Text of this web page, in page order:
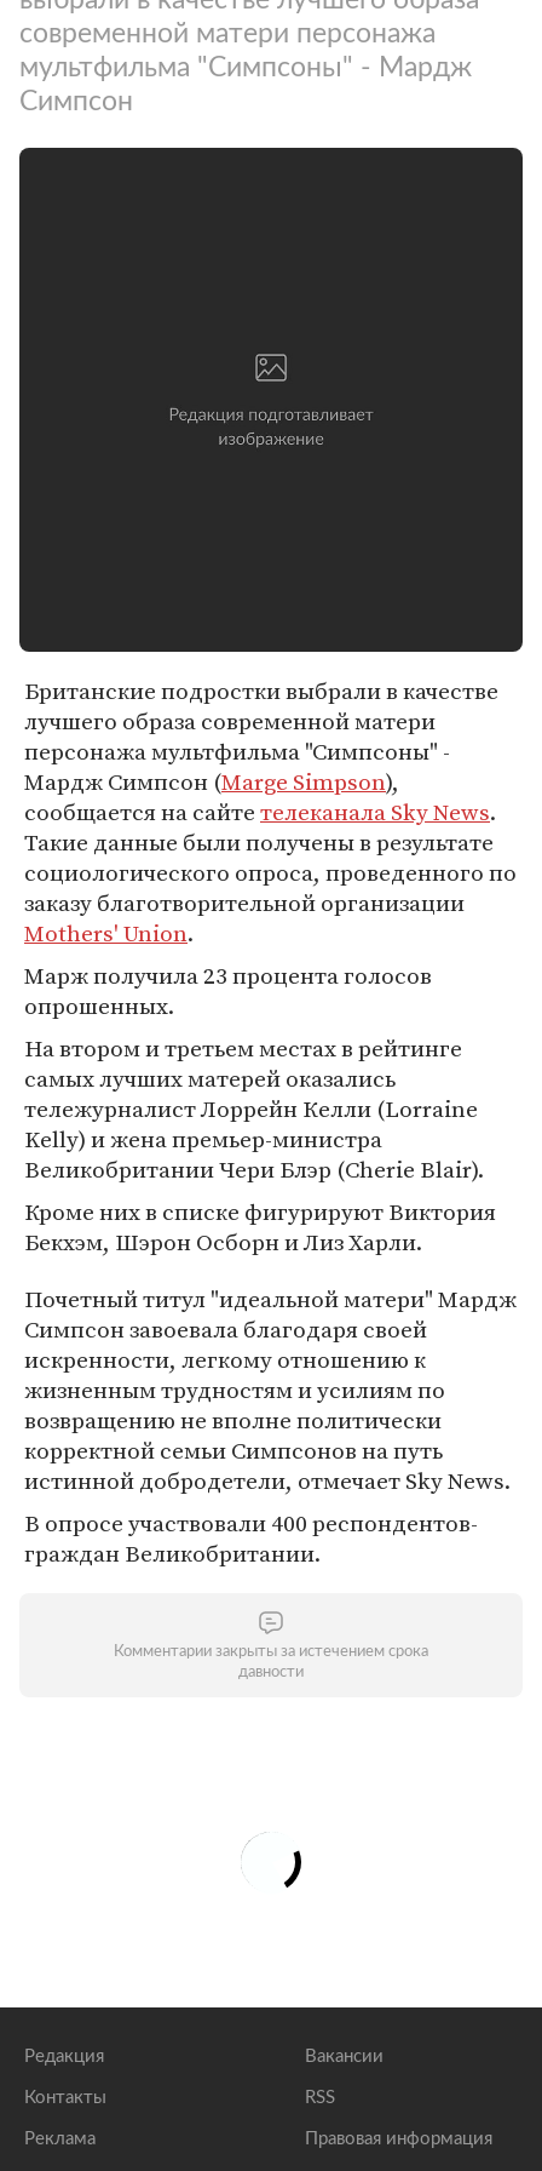
современной матери персонажа
мультфильма "Симпсоны" - Мардж
Симпсон
Британские подростки выбрали в качестве
лучшего образа современной матери
персонажа мультфильма "Симпсоны" -
Мардж Симпсон (Marge Simpson),
сообщается на сайтетелеканала Sky News.
Такие данные были получены в результате
социологического опроса, проведенного по
заказу благотворительной организации
Mothers' Union.
Марж получила 23 процента голосов
опрошенных.
На втором и третьем местах в рейтинге
самых лучших матерей оказались
тележурналист Лоррейн Келли (Lorraine
Kelly) и жена премьер-министра
Великобритании Чери Блэр (Cherie Blair).
Кроме них в списке фигурируют Виктория
Бекхэм, Шэрон Осборн и Лиз Харли.
Почетный титул "идеальной матери" Мардж
Симпсон завоевала благодаря своей
искренности, легкому отношению к
жизненным трудностям и усилиям по
возвращению не вполне политически
корректной семьи Симпсонов на путь
истинной добродетели, отмечает Sky News.
В опросе участвовали 400 респондентов-
граждан Великобритании.
Комментарии закрыты за истечением срока
давности
Редакция
Контакты
Реклама
Вакансии
RSS
Правовая информация